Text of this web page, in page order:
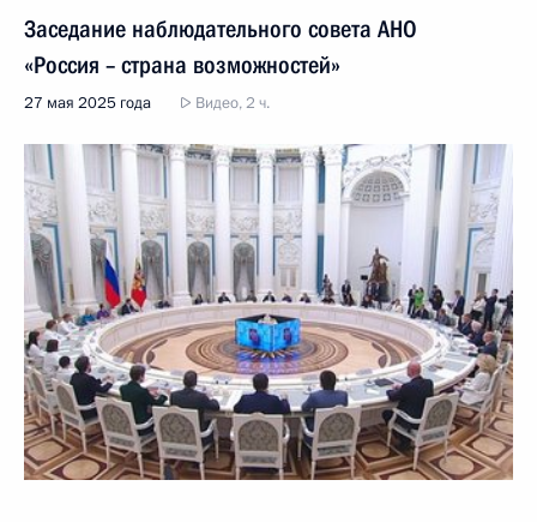
Заседание наблюдательного совета АНО
«Россия – страна возможностей»
27 мая 2025 года Видео, 2 ч.